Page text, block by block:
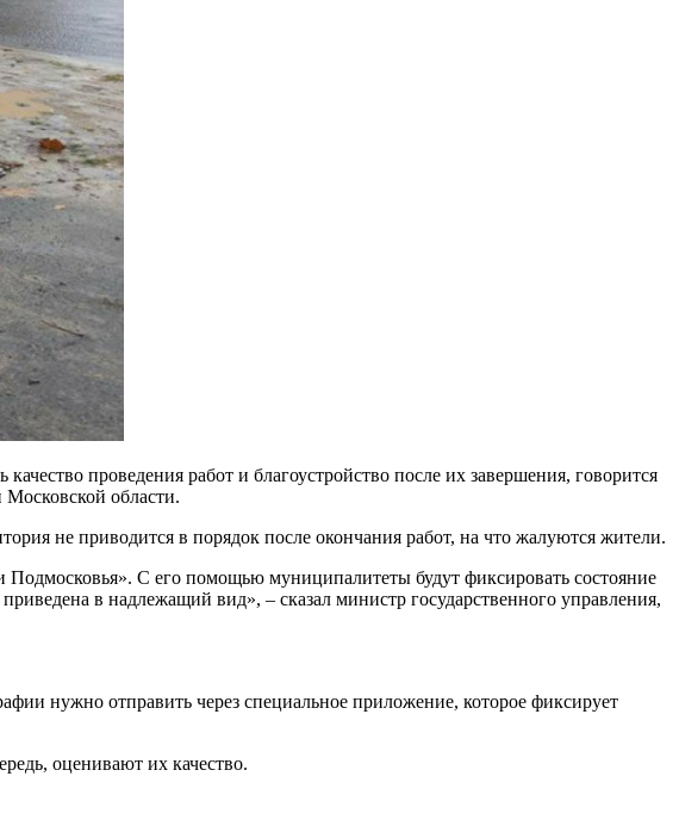
проведения работ и благоустройство после их завершения, говорится
области.
не приводится в порядок после окончания работ, на что жалуются жители.
С его помощью муниципалитеты будут фиксировать состояние
в надлежащий вид», – сказал министр государственного управления,
нужно отправить через специальное приложение, которое фиксирует
оценивают их качество.